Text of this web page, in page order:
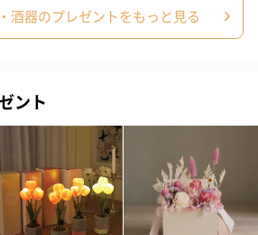
祝いなど、様々なシーンのメッセージカ
酒器のプレゼントをもっと見る
ント